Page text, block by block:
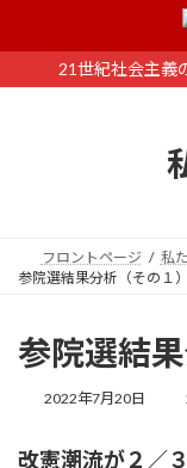
ン
ー
21世紀社会主義
フロントページ 私
参院選結果分析（その１）
参院選結
2022年7月20日
改憲潮流が２／